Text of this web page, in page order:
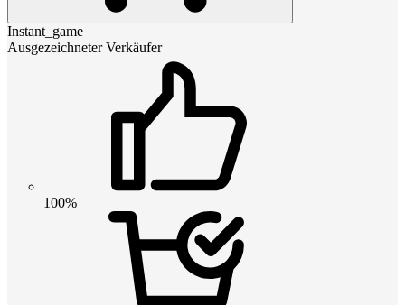
Instant_game
Ausgezeichneter Verkäufer
100%